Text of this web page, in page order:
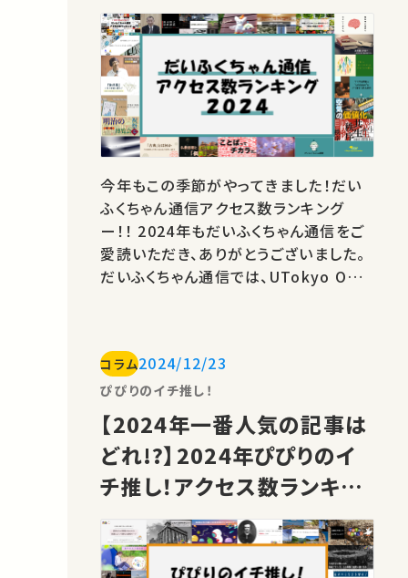
今年もこの季節がやってきました！だい
ふくちゃん通信アクセス数ランキング
ー！！ 2024年もだいふくちゃん通信をご
愛読いただき、ありがとうございました。
だいふくちゃん通信では、UTokyo OCW
ど3周年となります。本記事では、2024
年に公開された記事でアクセス数が高か
ったものを中心にご紹介して、今年の
だ…
コラム2024/12/23
ぴぴりのイチ推し！
【2024年一番人気の記事は
どれ!?】2024年ぴぴりのイ
チ推し！アクセス数ランキン
グトップ5（＋番外編）